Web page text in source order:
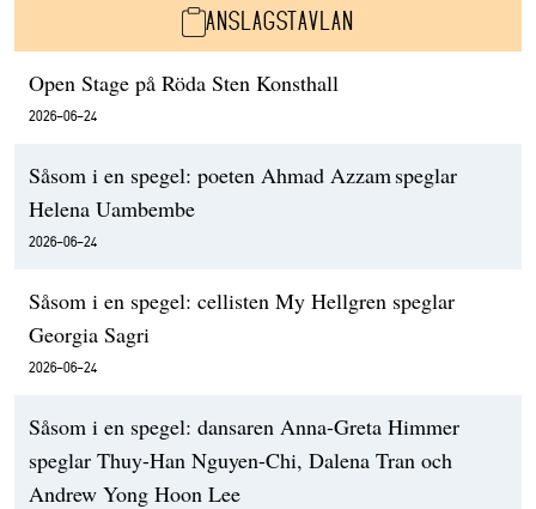
ANSLAGSTAVLAN
Open Stage på Röda Sten Konsthall
2026-06-24
Såsom i en spegel: poeten Ahmad Azzam speglar
Helena Uambembe
2026-06-24
Såsom i en spegel: cellisten My Hellgren speglar
Georgia Sagri
2026-06-24
Såsom i en spegel: dansaren Anna-Greta Himmer
speglar Thuy-Han Nguyen-Chi, Dalena Tran och
Andrew Yong Hoon Lee